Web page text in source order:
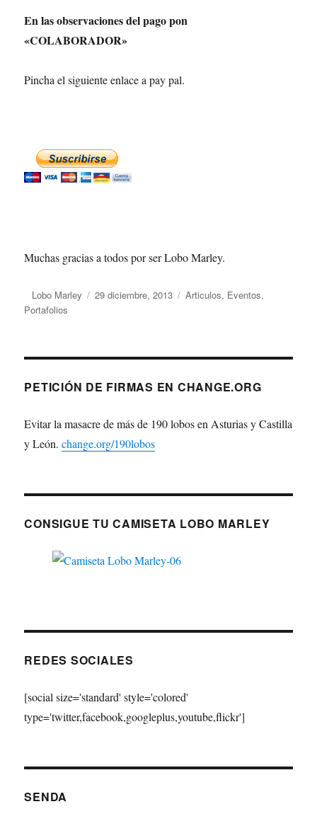
En las observaciones del pago pon
«COLABORADOR»
Pincha el siguiente enlace a pay pal.
Muchas gracias a todos por ser Lobo Marley.
Autor
Lobo Marley
Publicado
29 diciembre, 2013 Categorías
Articulos, Eventos,
Portafolios
PETICIÓN DE FIRMAS EN CHANGE.ORG
Evitar la masacre de más de 190 lobos en Asturias y Castilla
y León.change.org/190lobos
CONSIGUE TU CAMISETA LOBO MARLEY
REDES SOCIALES
[social size='standard' style='colored'
type='twitter,facebook,googleplus,youtube,flickr']
SENDA